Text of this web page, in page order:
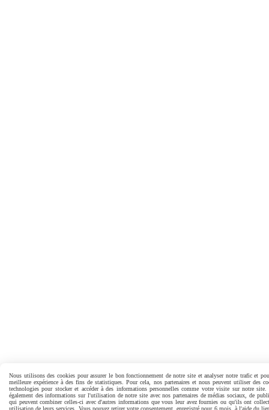
Nous utilisons des cookies pour assurer le bon fonctionnement de notre site et analyser notre trafic et
meilleure expérience à des fins de statistiques. Pour cela, nos partenaires et nous peuvent utiliser des
technologies pour stocker et accéder à des informations personnelles comme votre visite sur notre site.
également des informations sur l'utilisation de notre site avec nos partenaires de médias sociaux, de
qui peuvent combiner celles-ci avec d'autres informations que vous leur avez fournies ou qu'ils ont
utilisation de leurs services. Vous pouvez retirer votre consentement, enregistré pour 6 mois, à l'aide du